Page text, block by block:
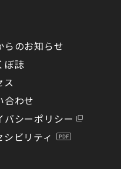
らのお知らせ
ぼ誌
ス
合わせ
バシーポリシー
シビリティ